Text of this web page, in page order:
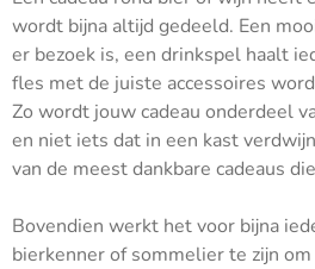
wordt bijna altijd gedeeld. Een
er bezoek is, een drinkspel haalt
fles met de juiste accessoires
Zo wordt jouw cadeau onderdeel
en niet iets dat in een kast
van de meest dankbare cadeaus
Bovendien werkt het voor bijna
bierkenner of sommelier te zijn